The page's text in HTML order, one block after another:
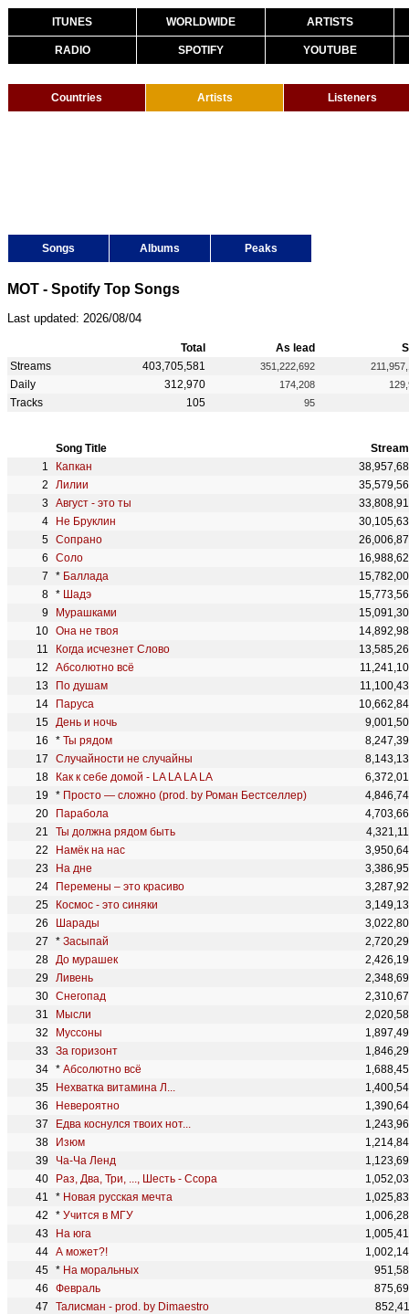
ITUNES WORLDWIDE ARTISTS
RADIO SPOTIFY YOUTUBE
Countries Artists Listeners
Songs Albums Peaks
МОТ - Spotify Top Songs
Last updated: 2026/08/04
Total As lead
Streams
403,705,581 351,222,692
Daily 312,970 174,208
Tracks 105 95
Song Title
Капкан
Лилии
Август - это ты
Не Бруклин
Сопрано
Соло
* Баллада
* Шадэ
Мурашками
Она не твоя
Когда исчезнет Слово
Абсолютно всё
По душам
Паруса
День и ночь
* Ты рядом
Случайности не случайны
Как к себе домой - LA LA LA LA
* Просто — сложно (prod. by Роман Бестселлер)
Парабола
Ты должна рядом быть
Намёк на нас
На дне
Перемены – это красиво
Космос - это синяки
Шарады
* Засыпай
До мурашек
Ливень
Снегопад
Мысли
Муссоны
За горизонт
* Абсолютно всё
Нехватка витамина Л...
Невероятно
Едва коснулся твоих нот...
Изюм
Ча-Ча Ленд
Раз, Два, Три, ..., Шесть - Ссора
* Новая русская мечта
* Учится в МГУ
На юга
А может?!
* На моральных
Февраль
Талисман - prod. by Dimaestro